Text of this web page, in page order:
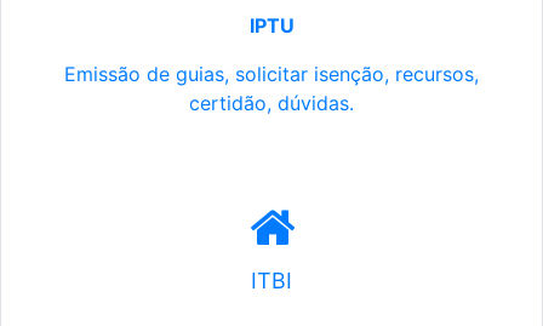
IPTU
Emissão de guias, solicitar isenção, recursos,
certidão, dúvidas.
ITBI